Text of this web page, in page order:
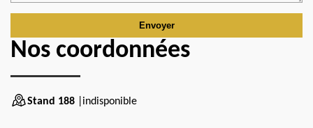
Nos coordonnées
Stand 188 |indisponible